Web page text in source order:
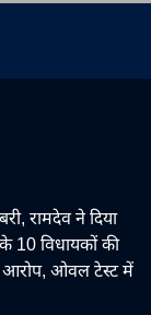
रामदेव ने दिया
10 विधायकों की
आरोप, ओवल टेस्ट में